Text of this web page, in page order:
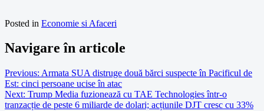
Posted in Economie si Afaceri
Navigare în articole
Previous: Armata SUA distruge două bărci suspecte în Pacificul de
Est: cinci persoane ucise în atac
Next: Trump Media fuzionează cu TAE Technologies într-o
tranzacție de peste 6 miliarde de dolari; acțiunile DJT cresc cu 33%